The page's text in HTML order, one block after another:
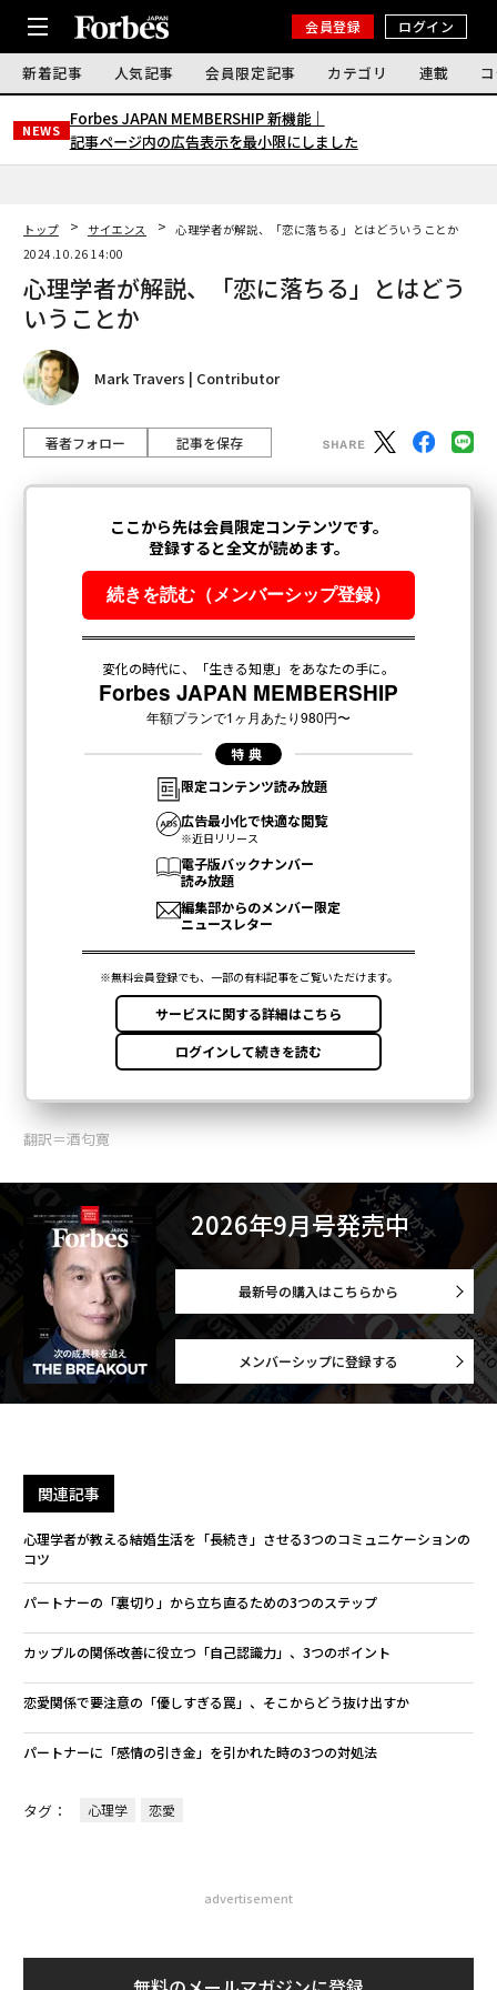
会員登録 ログイン
新着記事 人気記事 会員限定記事 カテゴリ 連載
NEWS
Forbes JAPAN MEMBERSHIP 新機能｜
記事ページ内の広告表示を最小限にしました
トップ サイエンス
心理学者が解説、「恋に落ちる」とはどういうことか
2024.10.26 14:00
心理学者が解説、「恋に落ちる」とはどう
いうことか
Mark Travers | Contributor
著者フォロー 記事を保存
翻訳＝酒匂寛
2026年9月号発売中
最新号の購入はこちらから
メンバーシップに登録する
関連記事
心理学者が教える結婚生活を「長続き」させる3つのコミュニケーションの
コツ
パートナーの「裏切り」から立ち直るための3つのステップ
カップルの関係改善に役立つ「自己認識力」、3つのポイント
恋愛関係で要注意の「優しすぎる罠」、そこからどう抜け出すか
パートナーに「感情の引き金」を引かれた時の3つの対処法
タグ： 心理学 恋愛
advertisement